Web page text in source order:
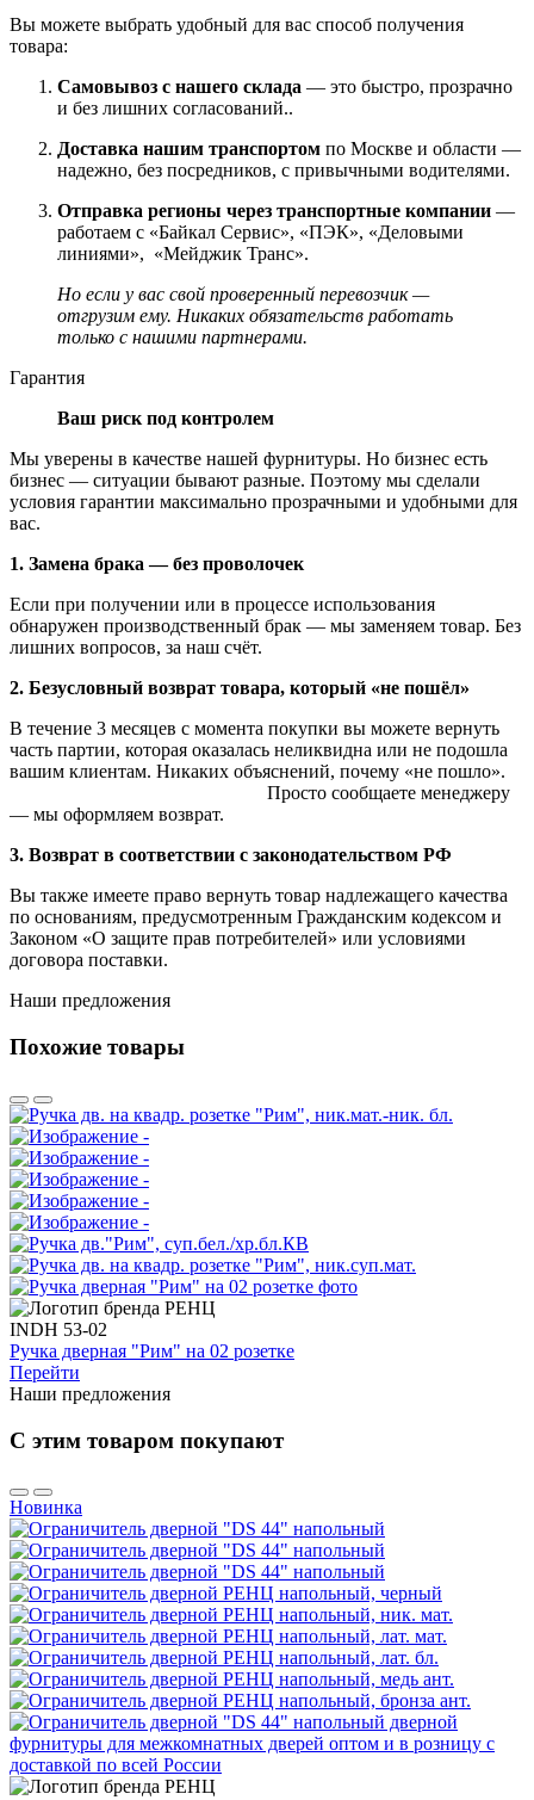
Вы можете выбрать удобный для вас способ получения
товара:
Самовывоз с нашего склада — это быстро, прозрачно
и без лишних согласований..
Доставка нашим транспортом по Москве и области —
надежно, без посредников, с привычными водителями.
Отправка регионы через транспортные компании —
работаем с «Байкал Сервис», «ПЭК», «Деловыми
линиями», «Мейджик Транс».
Но если у вас свой проверенный перевозчик —
отгрузим ему. Никаких обязательств работать
только с нашими партнерами.
Гарантия
Ваш риск под контролем
Мы уверены в качестве нашей фурнитуры. Но бизнес есть
бизнес — ситуации бывают разные. Поэтому мы сделали
условия гарантии максимально прозрачными и удобными для
вас.
1. Замена брака — без проволочек
Если при получении или в процессе использования
обнаружен производственный брак — мы заменяем товар. Без
лишних вопросов, за наш счёт.
2. Безусловный возврат товара, который «не пошёл»
В течение 3 месяцев с момента покупки вы можете вернуть
часть партии, которая оказалась неликвидна или не подошла
вашим клиентам. Никаких объяснений, почему «не пошло».
Просто сообщаете менеджеру
— мы оформляем возврат.
3. Возврат в соответствии с законодательством РФ
Вы также имеете право вернуть товар надлежащего качества
по основаниям, предусмотренным Гражданским кодексом и
Законом «О защите прав потребителей» или условиями
договора поставки.
Наши предложения
Похожие товары
INDH 53-02
Ручка дверная "Рим" на 02 розетке
Перейти
Наши предложения
С этим товаром покупают
Новинка